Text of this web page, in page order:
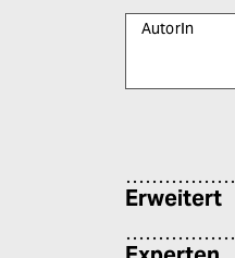
AutorIn
Erweitert